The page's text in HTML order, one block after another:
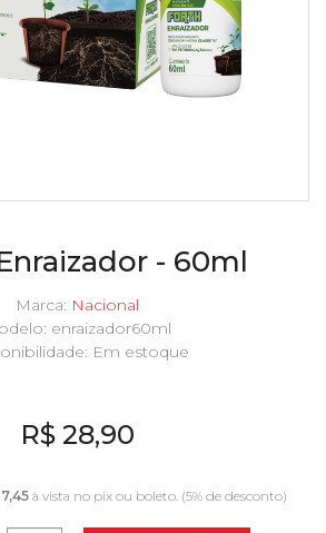
- 60ml
Marca: Nacional
enraizador60ml
Em estoque
R$ 28,90
à vista no pix ou boleto. (5% de desconto)